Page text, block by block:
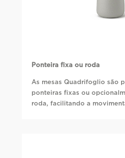
Ponteira fixa ou roda
As mesas Quadrifoglio são
ponteiras fixas ou
roda, facilitando a